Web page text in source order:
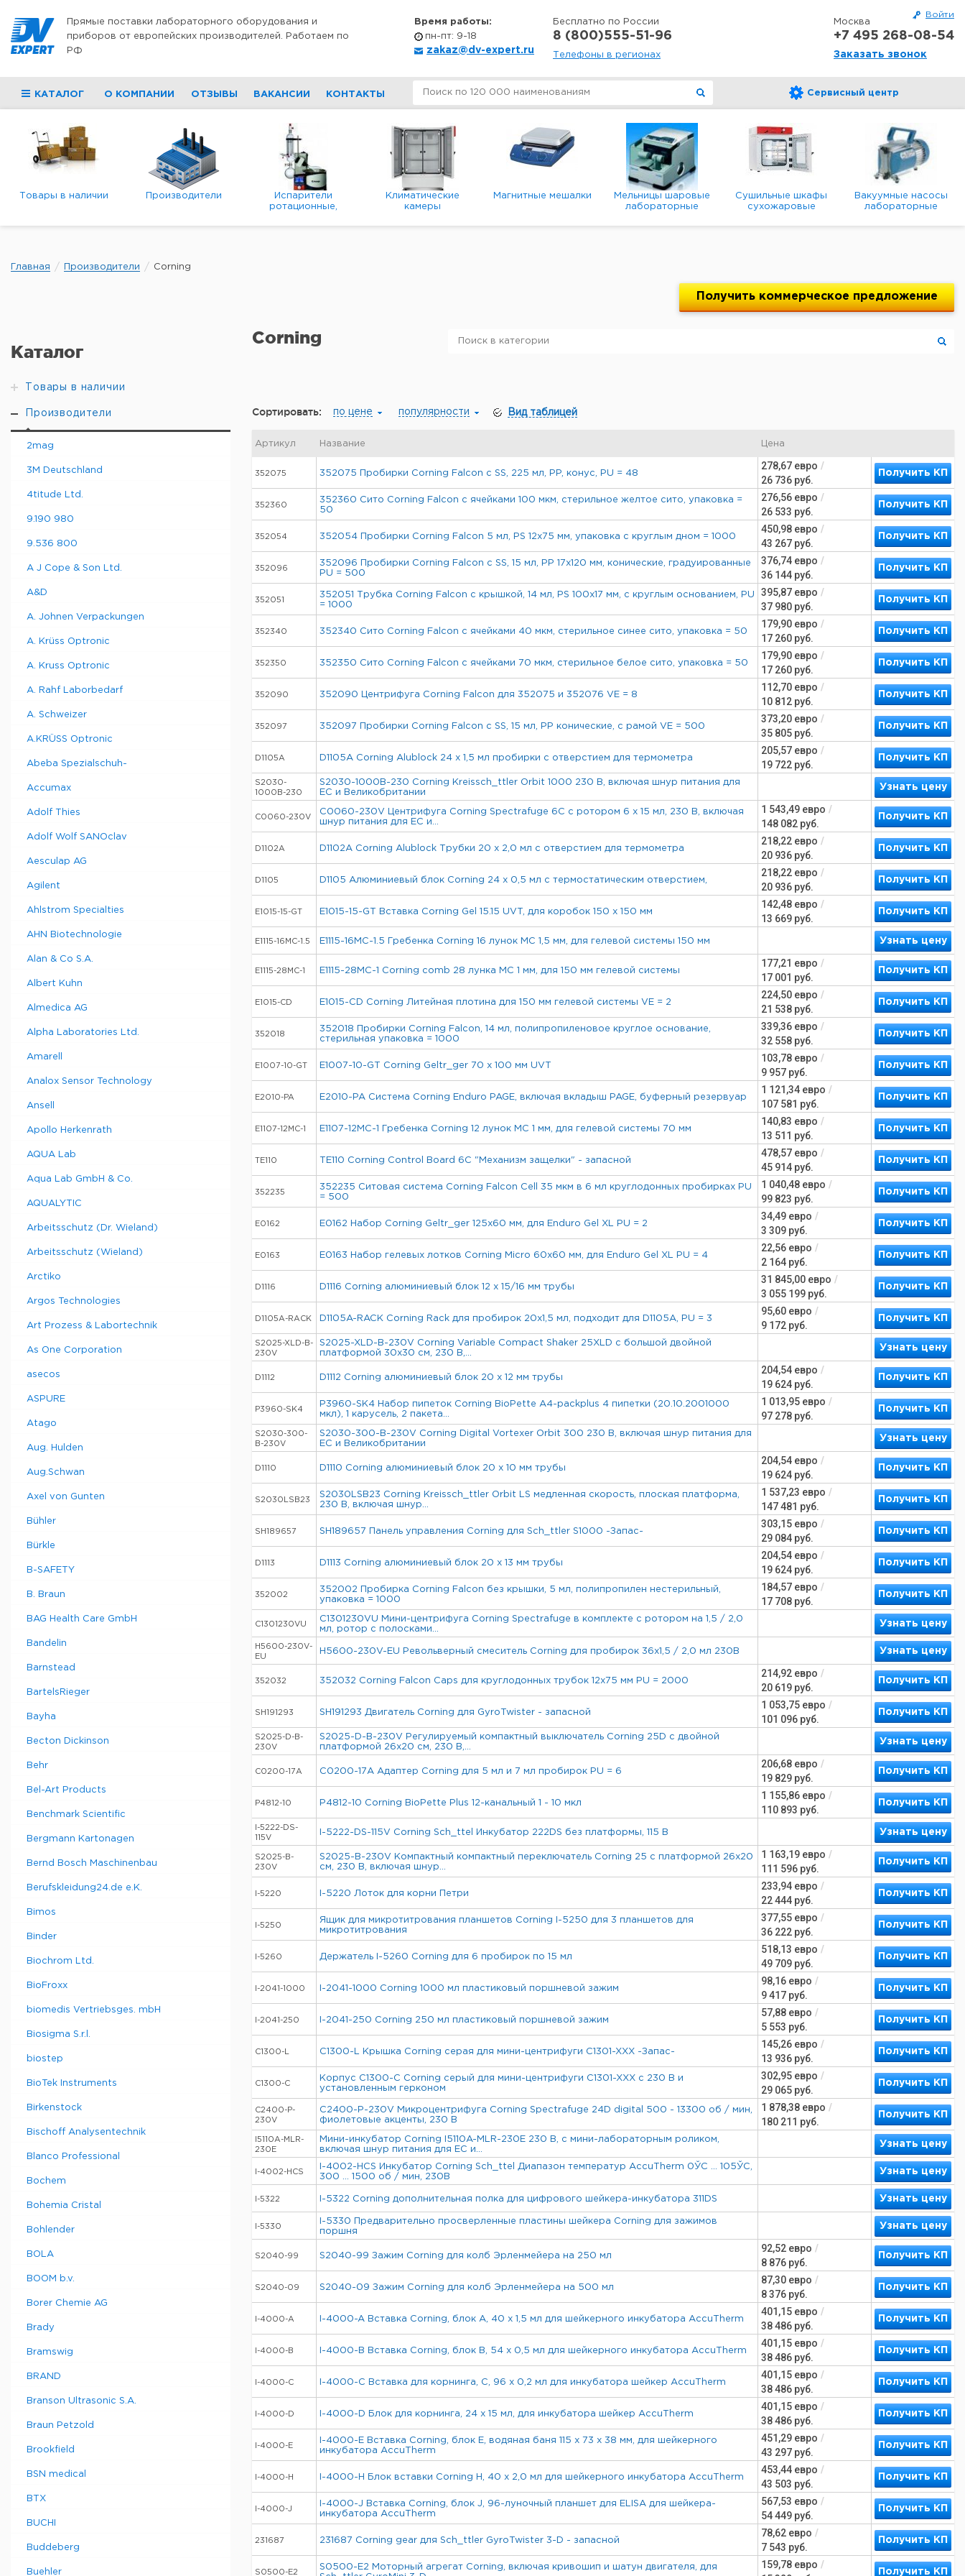
Войти
Прямые поставки лабораторного оборудования и
приборов от европейских производителей. Работаем по
РФ
Время работы:
пн-пт: 9-18
zakaz@dv-expert.ru
Бесплатно по России
8 (800)555-51-96
Телефоны в регионах
Москва
+7 495 268-08-54
Заказать звонок
КАТАЛОГ О КОМПАНИИ ОТЗЫВЫ ВАКАНСИИ КОНТАКТЫ Сервисный центр
Товары в наличии Производители
Испарители
ротационные,
вакуумные
Климатические
камеры
Магнитные мешалки
Мельницы шаровые
лабораторные
Сушильные шкафы
сухожаровые
Вакуумные насосы
лабораторные
мембранные
Главная Производители Corning
Получить коммерческое предложение
Каталог
Товары в наличии
Производители
2mag
3M Deutschland
4titude Ltd.
9.190 980
9.536 800
A J Cope & Son Ltd.
A&D
A. Johnen Verpackungen
A. Krüss Optronic
A. Kruss Optronic
A. Rahf Laborbedarf
A. Schweizer
A.KRÜSS Optronic
Abeba Spezialschuh-
Accumax
Adolf Thies
Adolf Wolf SANOclav
Aesculap AG
Agilent
Ahlstrom Specialties
AHN Biotechnologie
Alan & Co S.A.
Albert Kuhn
Almedica AG
Alpha Laboratories Ltd.
Amarell
Analox Sensor Technology
Ansell
Apollo Herkenrath
AQUA Lab
Aqua Lab GmbH & Co.
AQUALYTIC
Arbeitsschutz (Dr. Wieland)
Arbeitsschutz (Wieland)
Arctiko
Argos Technologies
Art Prozess & Labortechnik
As One Corporation
asecos
ASPURE
Atago
Aug. Hulden
Aug.Schwan
Axel von Gunten
Bühler
Bürkle
B-SAFETY
B. Braun
BAG Health Care GmbH
Bandelin
Barnstead
BartelsRieger
Bayha
Becton Dickinson
Behr
Bel-Art Products
Benchmark Scientific
Bergmann Kartonagen
Bernd Bosch Maschinenbau
Berufskleidung24.de e.K.
Bimos
Binder
Biochrom Ltd.
BioFroxx
biomedis Vertriebsges. mbH
Biosigma S.r.l.
biostep
BioTek Instruments
Birkenstock
Bischoff Analysentechnik
Blanco Professional
Bochem
Bohemia Cristal
Bohlender
BOLA
BOOM b.v.
Borer Chemie AG
Brady
Bramswig
BRAND
Branson Ultrasonic S.A.
Braun Petzold
Brookfield
BSN medical
BTX
BUCHI
Buddeberg
Buehler
Corning
Сортировать: по цене популярности Вид таблицей
Артикул Название Цена
352075 352075 Пробирки Corning Falcon с SS, 225 мл, PP, конус, PU = 48
278,67 евро /
26 736 руб.
Получить КП
352360
352360 Сито Corning Falcon с ячейками 100 мкм, стерильное желтое сито, упаковка =
50
276,56 евро /
26 533 руб.
Получить КП
352054 352054 Пробирки Corning Falcon 5 мл, PS 12x75 мм, упаковка с круглым дном = 1000
450,98 евро /
43 267 руб.
Получить КП
352096
352096 Пробирки Corning Falcon с SS, 15 мл, PP 17x120 мм, конические, градуированные
PU = 500
376,74 евро /
36 144 руб.
Получить КП
352051
352051 Трубка Corning Falcon с крышкой, 14 мл, PS 100x17 мм, с круглым основанием, PU
= 1000
395,87 евро /
37 980 руб.
Получить КП
352340 352340 Сито Corning Falcon с ячейками 40 мкм, стерильное синее сито, упаковка = 50
179,90 евро /
17 260 руб.
Получить КП
352350 352350 Сито Corning Falcon с ячейками 70 мкм, стерильное белое сито, упаковка = 50
179,90 евро /
17 260 руб.
Получить КП
352090 352090 Центрифуга Corning Falcon для 352075 и 352076 VE = 8
112,70 евро /
10 812 руб.
Получить КП
352097 352097 Пробирки Corning Falcon с SS, 15 мл, PP конические, с рамой VE = 500
373,20 евро /
35 805 руб.
Получить КП
D1105A D1105A Corning Alublock 24 х 1,5 мл пробирки с отверстием для термометра
205,57 евро /
19 722 руб.
Получить КП
S2030-
1000B-230
S2030-1000B-230 Corning Kreissch_ttler Orbit 1000 230 В, включая шнур питания для
ЕС и Великобритании
Узнать цену
C0060-230V
C0060-230V Центрифуга Corning Spectrafuge 6C с ротором 6 x 15 мл, 230 В, включая
шнур питания для ЕС и...
1 543,49 евро /
148 082 руб.
Получить КП
D1102A D1102A Corning Alublock Трубки 20 x 2,0 мл с отверстием для термометра
218,22 евро /
20 936 руб.
Получить КП
D1105 D1105 Алюминиевый блок Corning 24 х 0,5 мл с термостатическим отверстием,
218,22 евро /
20 936 руб.
Получить КП
E1015-15-GT E1015-15-GT Вставка Corning Gel 15.15 UVT, для коробок 150 x 150 мм
142,48 евро /
13 669 руб.
Получить КП
E1115-16MC-1.5 E1115-16MC-1.5 Гребенка Corning 16 лунок MC 1,5 мм, для гелевой системы 150 мм Узнать цену
E1115-28MC-1 E1115-28MC-1 Corning comb 28 лунка MC 1 мм, для 150 мм гелевой системы
177,21 евро /
17 001 руб.
Получить КП
E1015-CD E1015-CD Corning Литейная плотина для 150 мм гелевой системы VE = 2
224,50 евро /
21 538 руб.
Получить КП
352018
352018 Пробирки Corning Falcon, 14 мл, полипропиленовое круглое основание,
стерильная упаковка = 1000
339,36 евро /
32 558 руб.
Получить КП
E1007-10-GT E1007-10-GT Corning Geltr_ger 70 х 100 мм UVT
103,78 евро /
9 957 руб.
Получить КП
E2010-PA E2010-PA Система Corning Enduro PAGE, включая вкладыш PAGE, буферный резервуар
1 121,34 евро /
107 581 руб.
Получить КП
E1107-12MC-1 E1107-12MC-1 Гребенка Corning 12 лунок MC 1 мм, для гелевой системы 70 мм
140,83 евро /
13 511 руб.
Получить КП
TE110 TE110 Corning Control Board 6C "Механизм защелки" - запасной
478,57 евро /
45 914 руб.
Получить КП
352235
352235 Ситовая система Corning Falcon Cell 35 мкм в 6 мл круглодонных пробирках PU
= 500
1 040,48 евро /
99 823 руб.
Получить КП
E0162 E0162 Набор Corning Geltr_ger 125x60 мм, для Enduro Gel XL PU = 2
34,49 евро /
3 309 руб.
Получить КП
E0163 E0163 Набор гелевых лотков Corning Micro 60x60 мм, для Enduro Gel XL PU = 4
22,56 евро /
2 164 руб.
Получить КП
D1116 D1116 Corning алюминиевый блок 12 х 15/16 мм трубы
31 845,00 евро /
3 055 199 руб.
Получить КП
D1105A-RACK D1105A-RACK Corning Rack для пробирок 20x1,5 мл, подходит для D1105A, PU = 3
95,60 евро /
9 172 руб.
Получить КП
S2025-XLD-B-
230V
S2025-XLD-B-230V Corning Variable Compact Shaker 25XLD с большой двойной
платформой 30x30 см, 230 В,...
Узнать цену
D1112 D1112 Corning алюминиевый блок 20 х 12 мм трубы
204,54 евро /
19 624 руб.
Получить КП
P3960-SK4
P3960-SK4 Набор пипеток Corning BioPette A4-packplus 4 пипетки (20.10.2001000
мкл), 1 карусель, 2 пакета...
1 013,95 евро /
97 278 руб.
Получить КП
S2030-300-
B-230V
S2030-300-B-230V Corning Digital Vortexer Orbit 300 230 В, включая шнур питания для
ЕС и Великобритании
Узнать цену
D1110 D1110 Corning алюминиевый блок 20 х 10 мм трубы
204,54 евро /
19 624 руб.
Получить КП
S2030LSB23
S2030LSB23 Corning Kreissch_ttler Orbit LS медленная скорость, плоская платформа,
230 В, включая шнур...
1 537,23 евро /
147 481 руб.
Получить КП
SH189657 SH189657 Панель управления Corning для Sch_ttler S1000 -Запас-
303,15 евро /
29 084 руб.
Получить КП
D1113 D1113 Corning алюминиевый блок 20 х 13 мм трубы
204,54 евро /
19 624 руб.
Получить КП
352002
352002 Пробирка Corning Falcon без крышки, 5 мл, полипропилен нестерильный,
упаковка = 1000
184,57 евро /
17 708 руб.
Получить КП
C1301230VU
C1301230VU Мини-центрифуга Corning Spectrafuge в комплекте с ротором на 1,5 / 2,0
мл, ротор с полосками...
Узнать цену
H5600-230V-
EU
H5600-230V-EU Револьверный смеситель Corning для пробирок 36x1,5 / 2,0 мл 230В Узнать цену
352032 352032 Corning Falcon Caps для круглодонных трубок 12x75 мм PU = 2000
214,92 евро /
20 619 руб.
Получить КП
SH191293 SH191293 Двигатель Corning для GyroTwister - запасной
1 053,75 евро /
101 096 руб.
Получить КП
S2025-D-B-
230V
S2025-D-B-230V Регулируемый компактный выключатель Corning 25D с двойной
платформой 26x20 см, 230 В,...
Узнать цену
C0200-17A C0200-17A Адаптер Corning для 5 мл и 7 мл пробирок PU = 6
206,68 евро /
19 829 руб.
Получить КП
P4812-10 P4812-10 Corning BioPette Plus 12-канальный 1 - 10 мкл
1 155,86 евро /
110 893 руб.
Получить КП
I-5222-DS-
115V
I-5222-DS-115V Corning Sch_ttel Инкубатор 222DS без платформы, 115 В Узнать цену
S2025-B-
230V
S2025-B-230V Компактный компактный переключатель Corning 25 с платформой 26x20
см, 230 В, включая шнур...
1 163,19 евро /
111 596 руб.
Получить КП
I-5220 I-5220 Лоток для корни Петри
233,94 евро /
22 444 руб.
Получить КП
I-5250
Ящик для микротитрования планшетов Corning I-5250 для 3 планшетов для
микротитрования
377,55 евро /
36 222 руб.
Получить КП
I-5260 Держатель I-5260 Corning для 6 пробирок по 15 мл
518,13 евро /
49 709 руб.
Получить КП
I-2041-1000 I-2041-1000 Corning 1000 мл пластиковый поршневой зажим
98,16 евро /
9 417 руб.
Получить КП
I-2041-250 I-2041-250 Corning 250 мл пластиковый поршневой зажим
57,88 евро /
5 553 руб.
Получить КП
C1300-L C1300-L Крышка Corning серая для мини-центрифуги C1301-XXX -Запас-
145,26 евро /
13 936 руб.
Получить КП
C1300-C
Корпус C1300-C Corning серый для мини-центрифуги C1301-XXX с 230 В и
установленным герконом
302,95 евро /
29 065 руб.
Получить КП
C2400-P-
230V
C2400-P-230V Микроцентрифуга Corning Spectrafuge 24D digital 500 - 13300 об / мин,
фиолетовые акценты, 230 В
1 878,38 евро /
180 211 руб.
Получить КП
I5110A-MLR-
230E
Мини-инкубатор Corning I5110A-MLR-230E 230 В, с мини-лабораторным роликом,
включая шнур питания для ЕС и...
Узнать цену
I-4002-HCS
I-4002-HCS Инкубатор Corning Sch_ttel Диапазон температур AccuTherm 0ЎC ... 105ЎC,
300 ... 1500 об / мин, 230В
Узнать цену
I-5322 I-5322 Corning дополнительная полка для цифрового шейкера-инкубатора 311DS Узнать цену
I-5330
I-5330 Предварительно просверленные пластины шейкера Corning для зажимов
поршня
Узнать цену
S2040-99 S2040-99 Зажим Corning для колб Эрленмейера на 250 мл
92,52 евро /
8 876 руб.
Получить КП
S2040-09 S2040-09 Зажим Corning для колб Эрленмейера на 500 мл
87,30 евро /
8 376 руб.
Получить КП
I-4000-A I-4000-A Вставка Corning, блок A, 40 х 1,5 мл для шейкерного инкубатора AccuTherm
401,15 евро /
38 486 руб.
Получить КП
I-4000-B I-4000-B Вставка Corning, блок B, 54 х 0,5 мл для шейкерного инкубатора AccuTherm
401,15 евро /
38 486 руб.
Получить КП
I-4000-C I-4000-C Вставка для корнинга, C, 96 х 0,2 мл для инкубатора шейкер AccuTherm
401,15 евро /
38 486 руб.
Получить КП
I-4000-D I-4000-D Блок для корнинга, 24 x 15 мл, для инкубатора шейкер AccuTherm
401,15 евро /
38 486 руб.
Получить КП
I-4000-E
I-4000-E Вставка Corning, блок E, водяная баня 115 x 73 x 38 мм, для шейкерного
инкубатора AccuTherm
451,29 евро /
43 297 руб.
Получить КП
I-4000-H I-4000-H Блок вставки Corning H, 40 x 2,0 мл для шейкерного инкубатора AccuTherm
453,44 евро /
43 503 руб.
Получить КП
I-4000-J
I-4000-J Вставка Corning, блок J, 96-луночный планшет для ELISA для шейкера-
инкубатора AccuTherm
567,53 евро /
54 449 руб.
Получить КП
231687 231687 Corning gear для Sch_ttler GyroTwister 3-D - запасной
78,62 евро /
7 543 руб.
Получить КП
S0500-E2
S0500-E2 Моторный агрегат Corning, включая кривошип и шатун двигателя, для
159,78 евро /
Получить КП